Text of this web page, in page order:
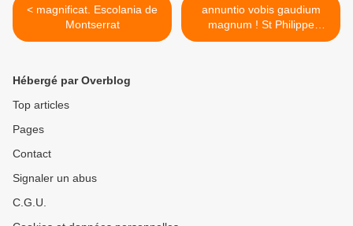
< magnificat. Escolania de
Montserrat
annuntio vobis gaudium
magnum ! St Philippe
Apôtre. 3 Mai >
Hébergé par Overblog
Top articles
Pages
Contact
Signaler un abus
C.G.U.